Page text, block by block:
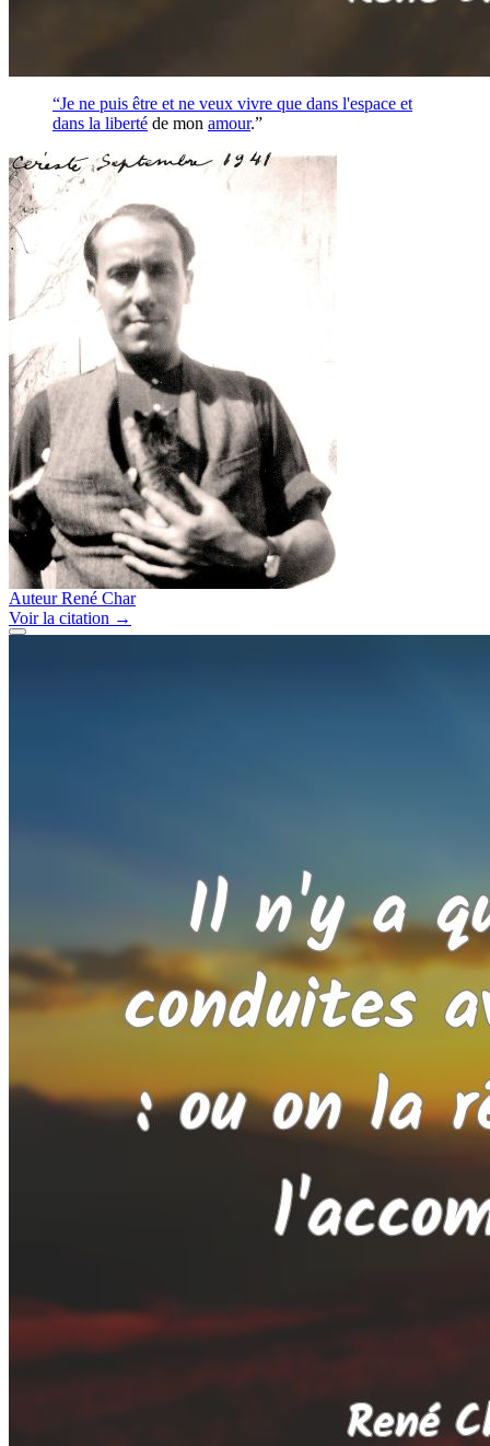
“Je ne puis être et ne veux vivre que dans l'espace et
dans la liberté de mon amour.”
Auteur René Char
Voirla citation →